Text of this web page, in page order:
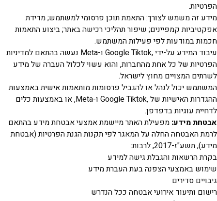
משמש לצורך: התאמת תוכן פרסומי למשתמש; מדידת
קמפיינים; שיפור תהליכי רכישה באתר; ביצוע התאמות
במודעות לפי פעילות המשתמש.
עיבוד המידע על-ידי ,Google Tiktok ו-Meta נעשה בהתאם למדיניות
של כל אחת מהחברות, והוא עשוי לכלול העברה של מידע
המצויים מחוץ לישראל.
יכול לנהל או להגביל פרסומות מותאמות אישית באמצעות
ההגדרות האישיות של ,Google Tiktok ו-Meta, או באמצעות כלים
עוגיות בדפדפן.
מידע:מפעילת האתר מיישמת אמצעי אבטחת מידע בהתאם
החלה על המאגר לפי תקנות הגנת הפרטיות (אבטחת
2017, לרבות:
והגבלת גישה למידע
באמצעי הצפנה בעת העברת מידע
סדירים
ותיעוד אירועי אבטחה ככל הנדרש